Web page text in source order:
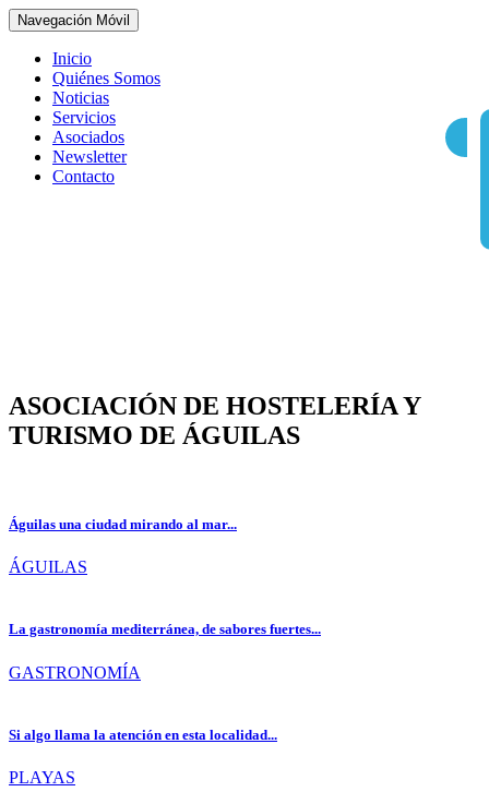
Navegación Móvil
Inicio
Quiénes Somos
Noticias
Servicios
Asociados
Newsletter
Contacto
ASOCIACIÓN DE HOSTELERÍA Y
TURISMO DE ÁGUILAS
Águilas una ciudad mirando al mar...
ÁGUILAS
La gastronomía mediterránea, de sabores fuertes...
GASTRONOMÍA
Si algo llama la atención en esta localidad...
PLAYAS